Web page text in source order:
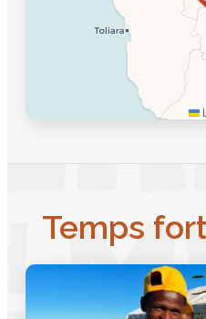
Temps